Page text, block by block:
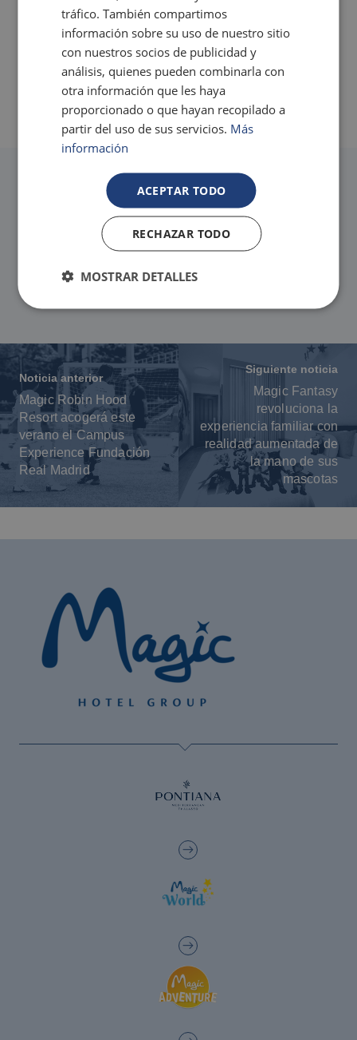
Los mejores hoteles sin gluten en la Costa
Blanca
Los mejores hoteles para huéspedes con
Los mejores hoteles para unas vacaciones
Los mejores hoteles para ciclistas en
unas vacaciones inolvidables y mejorar la experiencial
vacacional del visitante. En Magic Pirates Island Resort no solo
ofrecemos variedad y calidad, sino que también integramos la
innovación tecnológica con robots colaborativos para aportar
un valor añadido a nuestros clientes"
García, vicepresidente de Magic Costa Blanca.
Comparte esta noticia
Noticia anterior
Magic Robin Hood
Resort acogerá este
verano el Campus
Experience Fundación
Real Madrid
Siguiente noticia
Magic Fantasy
revoluciona la
experiencia familiar con
realidad aumentada de
la mano de sus
mascotas
tráfico. También compartimos
información sobre su uso de nuestro sitio
con nuestros socios de publicidad y
análisis, quienes pueden combinarla con
otra información que les haya
proporcionado o que hayan recopilado a
partir del uso de sus servicios. Más
información
ACEPTAR TODO
RECHAZAR TODO
MOSTRAR DETALLES